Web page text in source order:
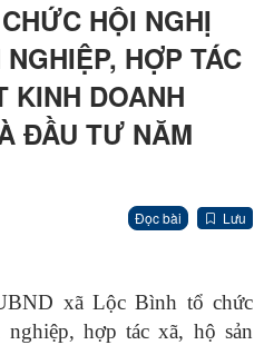
HỘI NGHỊ
HỢP TÁC
KINH DOANH
ĐẦU TƯ NĂM
Đọc bài Lưu
xã Lộc Bình tổ chức
hợp tác xã, hộ sản